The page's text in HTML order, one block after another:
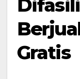
Gratis